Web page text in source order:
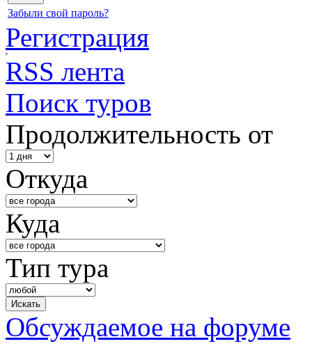
Забыли свой пароль?
Регистрация
RSS лента
Поиск туров
Продолжительность от
Откуда
Куда
Тип тура
Обсуждаемое на форуме